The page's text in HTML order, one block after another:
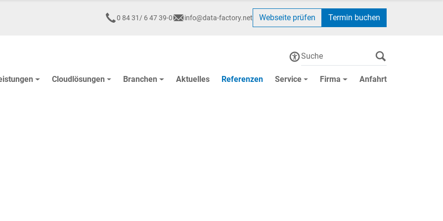
0 84 31/ 6 47 39-0 info@data-factory.net Webseite prüfen Termin buchen
Cloudlösungen Branchen Aktuelles Referenzen Service Firma Anfahrt